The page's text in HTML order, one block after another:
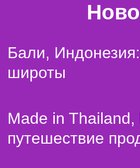
Бали,
широты
Made in
путешествие